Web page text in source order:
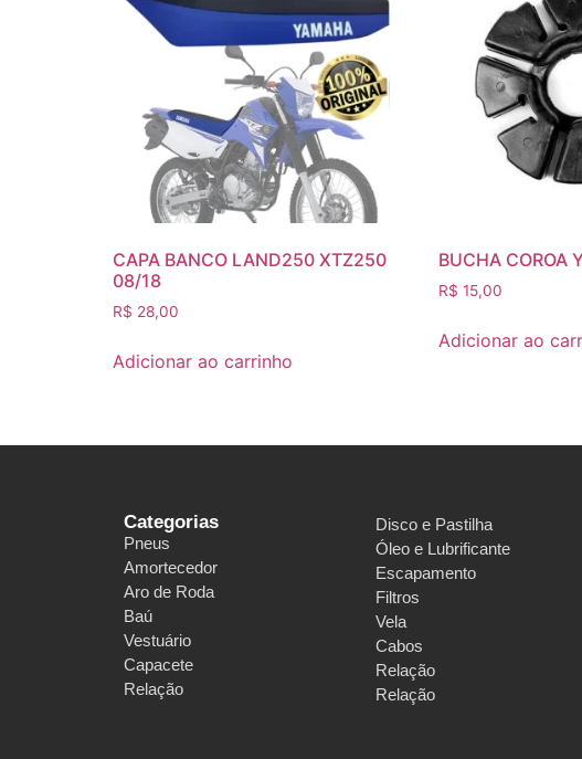
CAPA BANCO LAND250 XTZ250
08/18
R$ 28,00
Adicionar ao carrinho
BUCHA COROA
R$ 15,00
Adicionar ao
Categorias
Pneus
Amortecedor
Aro de Roda
Baú
Vestuário
Capacete
Relação
Disco e Pastilha
Óleo e Lubrificante
Escapamento
Filtros
Vela
Cabos
Relação
Relação